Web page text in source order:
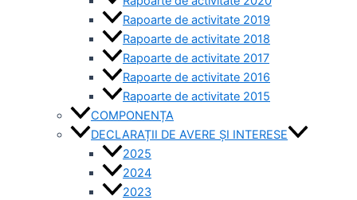
Rapoarte de activitate 2019
Rapoarte de activitate 2018
Rapoarte de activitate 2017
Rapoarte de activitate 2016
Rapoarte de activitate 2015
COMPONENȚA
DECLARAȚII DE AVERE ȘI INTERESE
2025
2024
2023